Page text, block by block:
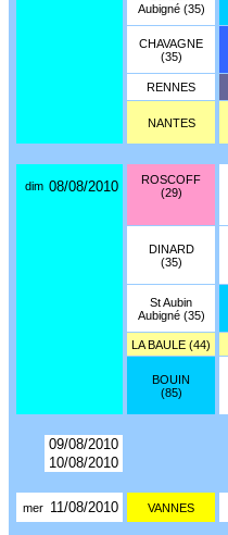
Aubigné (35)
CHAVAGNE
(35)
RENNES
NANTES
dim 08/08/2010
ROSCOFF
(29)
DINARD
(35)
St Aubin
Aubigné (35)
LA BAULE (44)
BOUIN
(85)
09/08/2010
10/08/2010
mer 11/08/2010 VANNES